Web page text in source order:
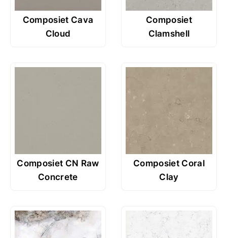
Composiet Cava
Cloud
Composiet
Clamshell
Composiet CN Raw
Concrete
Composiet Coral
Clay